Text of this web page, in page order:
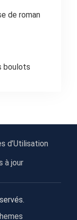
de roman
boulots
d’Utilisation
à jour